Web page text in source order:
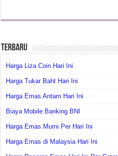
Terbaru
Harga Liza Coin Hari Ini
Harga Tukar Baht Hari Ini
Harga Emas Antam Hari Ini
Biaya Mobile Banking BNI
Harga Emas Murni Per Hari Ini
Harga Emas di Malaysia Hari Ini